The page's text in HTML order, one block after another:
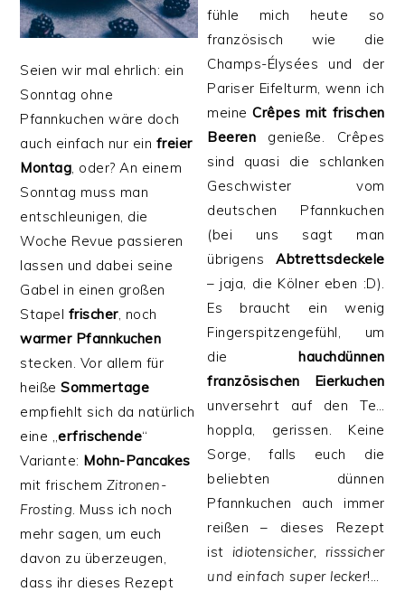
Seien wir mal ehrlich: ein
Sonntag ohne
Pfannkuchen wäre doch
auch einfach nur ein freier
Montag, oder? An einem
Sonntag muss man
entschleunigen, die
Woche Revue passieren
lassen und dabei seine
Gabel in einen großen
Stapel frischer, noch
warmer Pfannkuchen
stecken. Vor allem für
heißeSommertage
empfiehlt sich da natürlich
eine „erfrischende“
Variante: Mohn-Pancakes
mit frischem Zitronen-
Frosting. Muss ich noch
mehr sagen, um euch
davon zu überzeugen,
dass ihr dieses Rezept
fühle mich heute so
französisch wie die
Champs-Élysées und der
Pariser Eifelturm, wenn ich
meineCrêpes mit frischen
Beeren genieße. Crêpes
sind quasi die schlanken
Geschwister vom
deutschen Pfannkuchen
(bei uns sagt man
übrigensAbtrettsdeckele
– jaja, die Kölner eben :D).
Es braucht ein wenig
Fingerspitzengefühl, um
diehauchdünnen
französischen Eierkuchen
unversehrt auf den Te…
hoppla, gerissen. Keine
Sorge, falls euch die
beliebten dünnen
Pfannkuchen auch immer
reißen – dieses Rezept
ist idiotensicher, risssicher
und einfach super lecker!…